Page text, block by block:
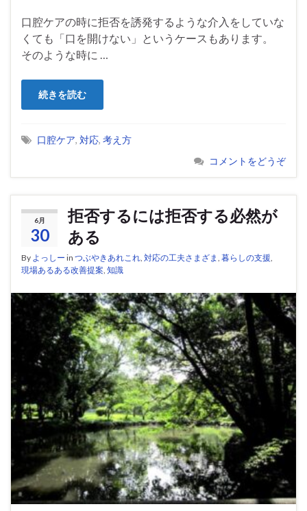
口腔ケアの時に拒否を誘発するような介入をしていな
くても「口を開けない」というケースもあります。
そのような時に …
続きを読む
口腔ケア, 対応, 考え方
コメントをどうぞ
6月
30
拒否するには拒否する必然が
ある
By よっしー in つぶやきあれこれ 対応の工夫さまざま 暮らしの支援
現場あるある改善提案 知識